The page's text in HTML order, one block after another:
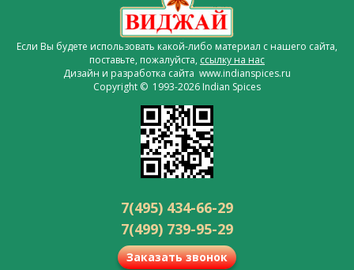
Если Вы будете использовать какой-либо материал с нашего сайта,
поставьте, пожалуйста, ссылку на нас
Дизайн и разработка сайта www.indianspices.ru
Copyright © 1993-2026 Indian Spices
7(495) 434-66-29
7(499) 739-95-29
Заказать звонок